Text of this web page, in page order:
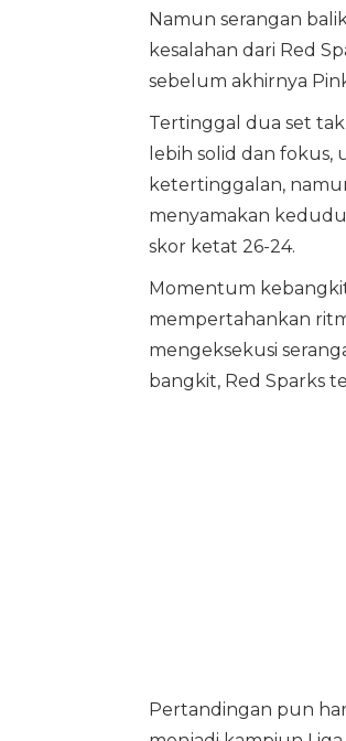
Namun serangan
kesalahan dari Red
sebelum akhirnya
Tertinggal dua set
lebih solid dan fokus,
ketertinggalan,
menyamakan
skor ketat 26-24.
Momentum
mempertahankan
mengeksekusi
bangkit, Red Sparks
Pertandingan pun